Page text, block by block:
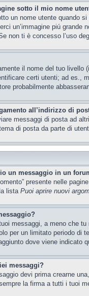
sotto il mio nome
un nome utente quando
un’immagine piú grande
non ti è concesso l’uso
il nome del tuo
certi utenti; ad es.,
probabilmente
all’indirizzo di
messaggi di posta ad
di posta da parte di
un messaggio in un
presente nelle
lista Puoi aprire nuovi
messaggi, a meno che
per un limitato periodo di
dove viene indicato
messaggi?
devi prima crearne
la firma a tutti i tuoi